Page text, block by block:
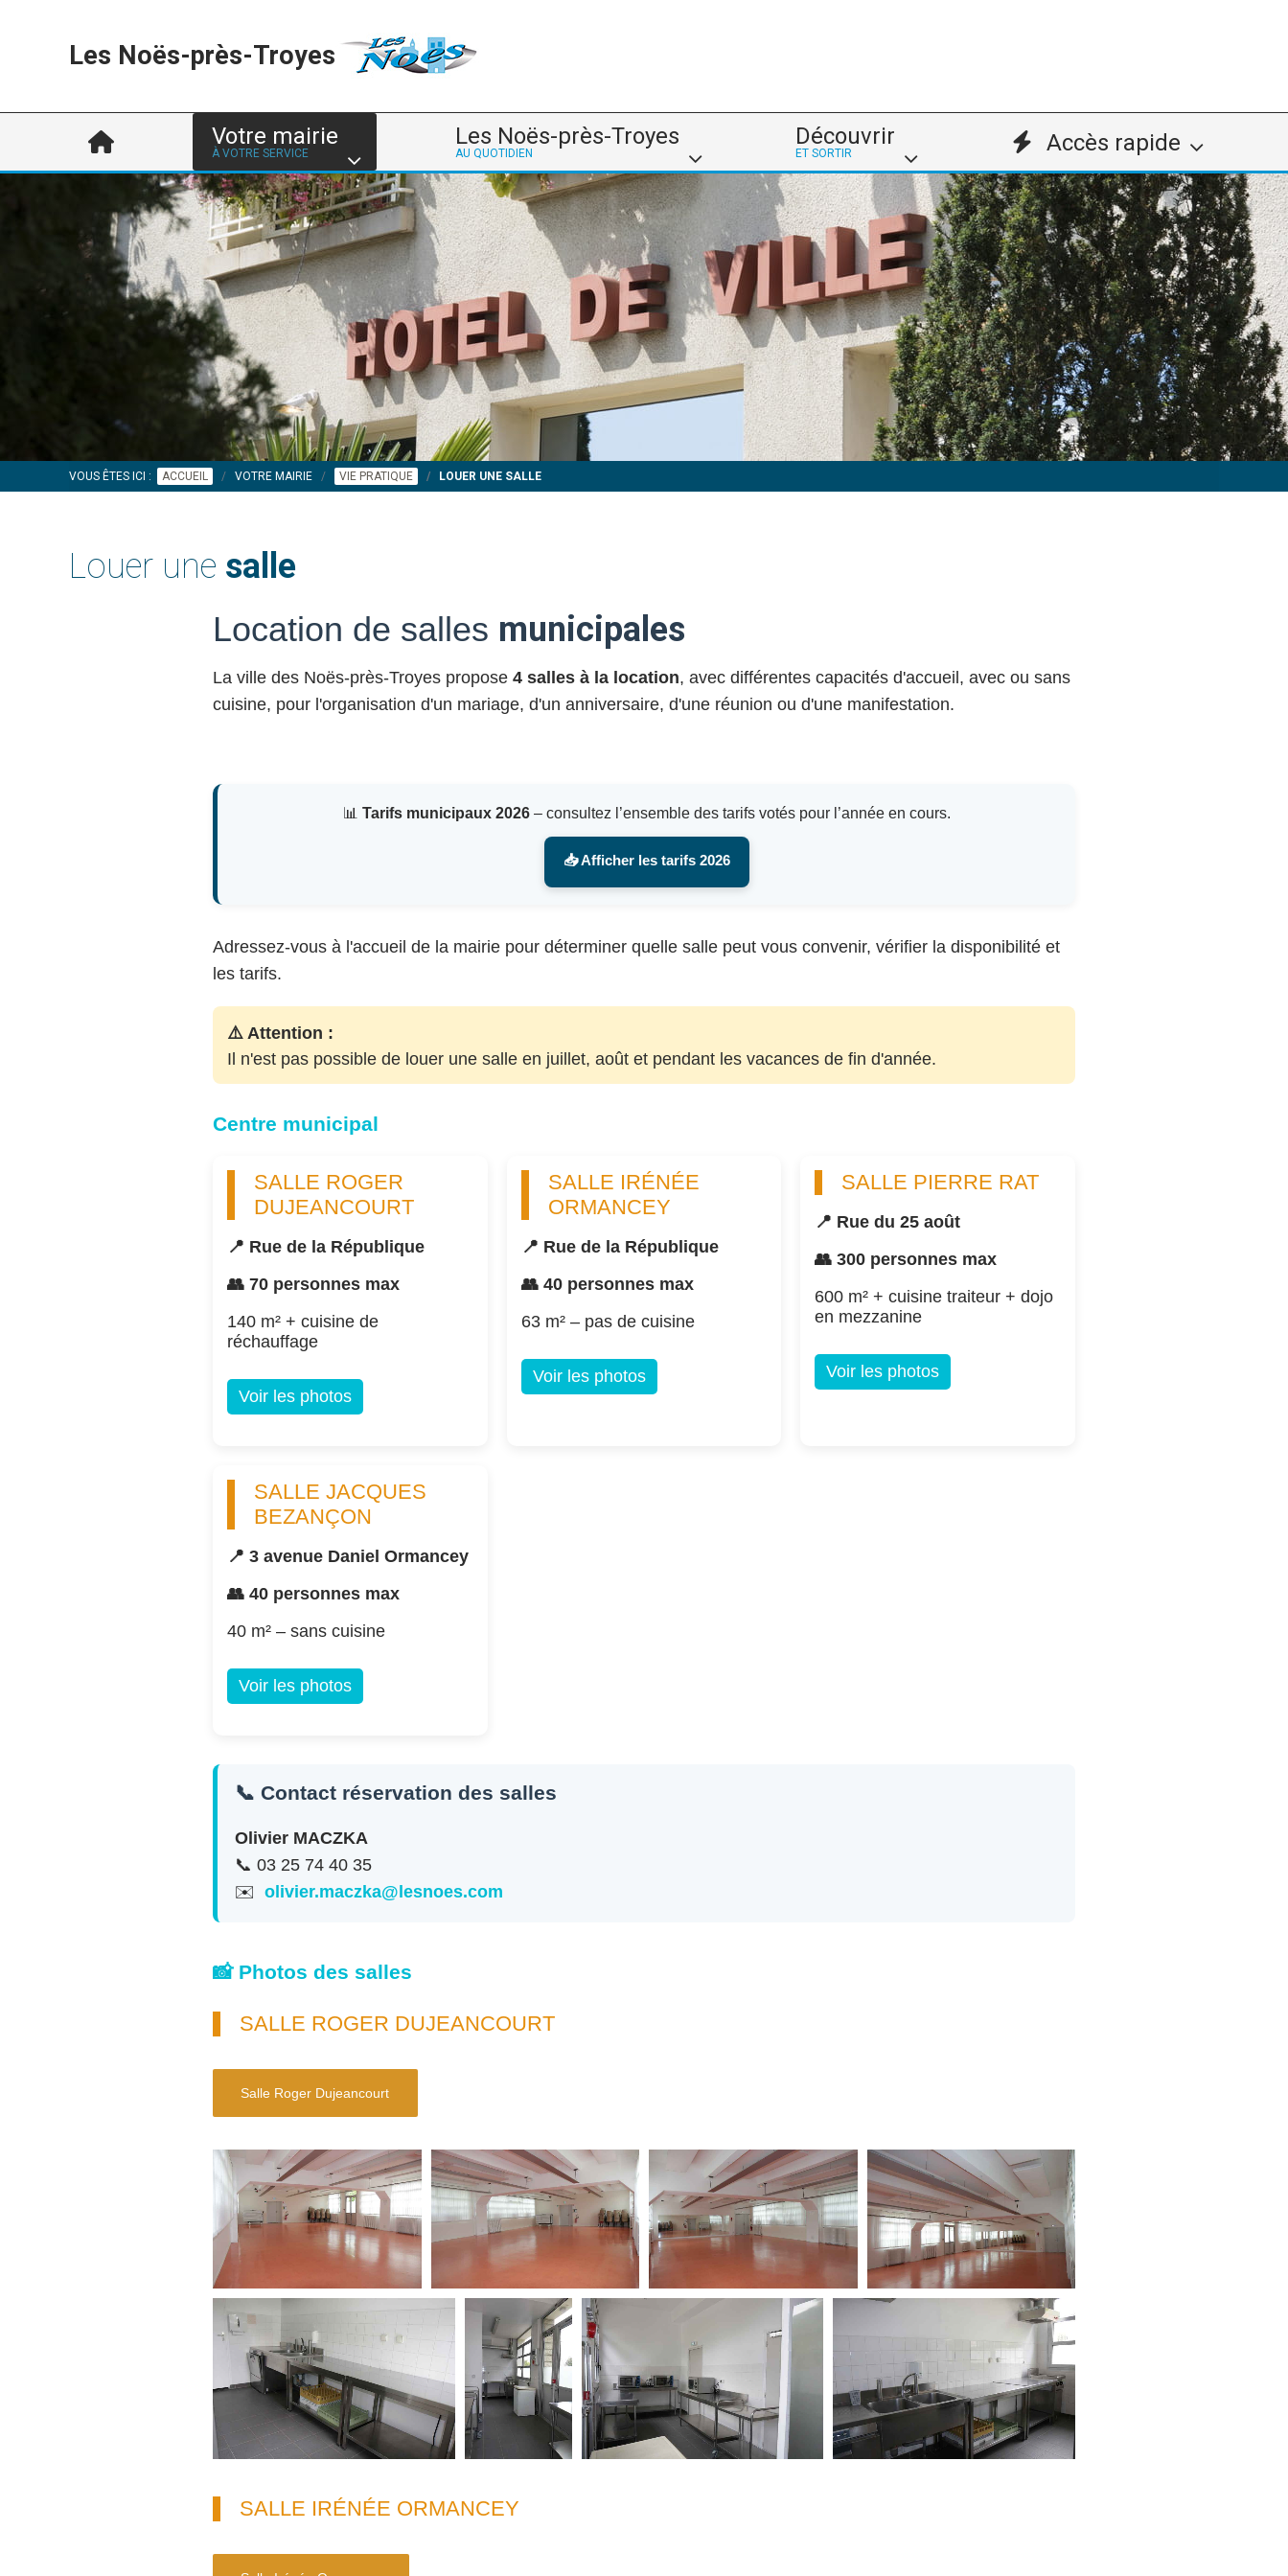
Les Noës-près-Troyes
Votre mairie
À VOTRE SERVICE
Les Noës-près-Troyes
AU QUOTIDIEN
Découvrir
ET SORTIR Accès rapide
VOUS ÊTES ICI : ACCUEIL VOTRE MAIRIE VIE PRATIQUE LOUER UNE SALLE
Louer une salle
Location de salles municipales
La ville des Noës-près-Troyes propose 4 salles à la location, avec différentes capacités d'accueil, avec ou sans
cuisine, pour l'organisation d'un mariage, d'un anniversaire, d'une réunion ou d'une manifestation.
📊 Tarifs municipaux 2026– consultez l’ensemble des tarifs votés pour l’année en cours.
📥 Afficher les tarifs 2026
Adressez-vous à l'accueil de la mairie pour déterminer quelle salle peut vous convenir, vérifier la disponibilité et
les tarifs.
⚠️ Attention :
Il n'est pas possible de louer une salle en juillet, août et pendant les vacances de fin d'année.
Centre municipal
SALLE ROGER
DUJEANCOURT
📍 Rue de la République
👥 70 personnes max
140 m² + cuisine de
réchauffage
Voir les photos
SALLE IRÉNÉE
ORMANCEY
📍 Rue de la République
👥 40 personnes max
63 m² – pas de cuisine
Voir les photos
SALLE PIERRE RAT
📍 Rue du 25 août
👥 300 personnes max
600 m² + cuisine traiteur + dojo
en mezzanine
Voir les photos
SALLE JACQUES
BEZANÇON
📍 3 avenue Daniel Ormancey
👥 40 personnes max
40 m² – sans cuisine
Voir les photos
📞 Contact réservation des salles
Olivier MACZKA
📞 03 25 74 40 35
✉️ olivier.maczka@lesnoes.com
📸 Photos des salles
SALLE ROGER DUJEANCOURT
Salle Roger Dujeancourt
SALLE IRÉNÉE ORMANCEY